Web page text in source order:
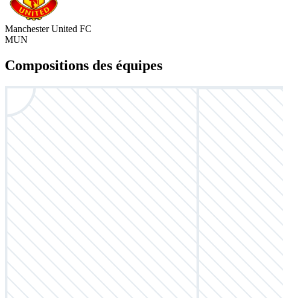
Manchester United FC
MUN
Compositions des équipes